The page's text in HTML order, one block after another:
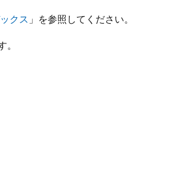
クス 」を参照してください。